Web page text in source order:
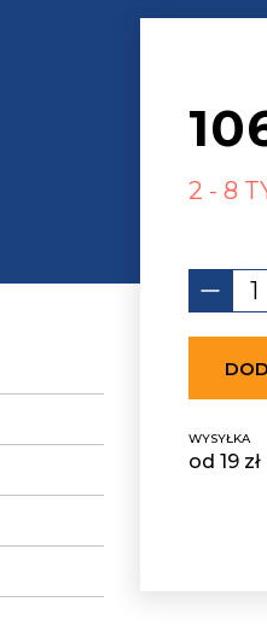
2 - 8
WYSYŁKA
od 19 zł